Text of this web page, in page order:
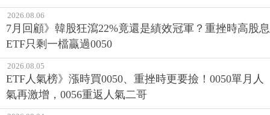
2026.08.06
7月回顧》韓股狂瀉22%竟還是績效冠軍？重挫時高股息
ETF只剩一檔贏過0050
2026.08.05
ETF人氣榜》漲時買0050、重挫時更要撿！0050單月人
氣再激增，0056重返人氣二哥